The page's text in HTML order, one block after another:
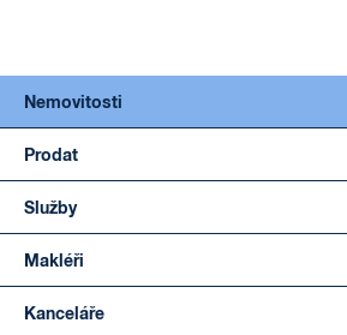
Nemovitosti
Prodat
Služby
Makléři
Kanceláře